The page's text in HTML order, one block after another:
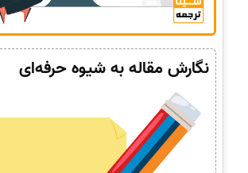
نگارش مقاله به شیوه حرفه‌ای